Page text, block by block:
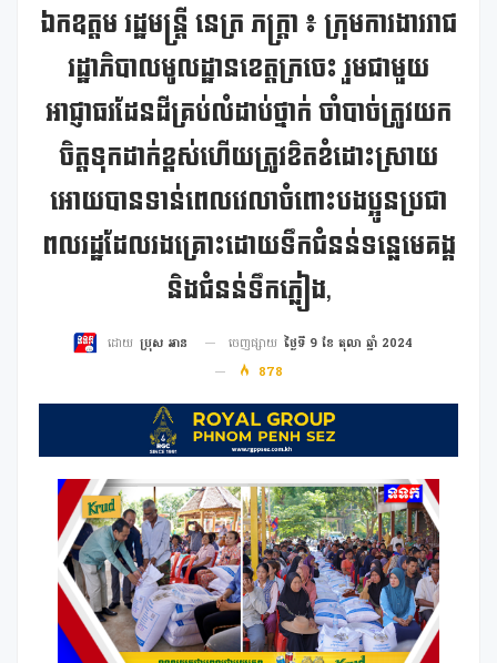
ឯកឧត្តម រដ្ឋមន្ត្រី នេត្រ ភក្រ្តា ៖ ក្រុមការងាររាជ
រដ្ឋាភិបាលមូលដ្ឋានខេត្តក្រចេះ រួមជាមួយ
អាជ្ញាធរដែនដីគ្រប់លំដាប់ថ្នាក់ ចាំបាច់ត្រូវយក
ចិត្តទុកដាក់ខ្ពស់ហើយត្រូវខិតខំដោះស្រាយ
អោយបានទាន់ពេលវេលាចំពោះបងប្អូនប្រជា
ពលរដ្ឋដែលរងគ្រោះដោយទឹកជំនន់ទន្លេមេគង្គ
និងជំនន់ទឹកភ្លៀង,
ដោយ ប្រុស អាន ចេញផ្សាយ ថ្ងៃទី 9 ខែ តុលា ឆ្នាំ 2024
878